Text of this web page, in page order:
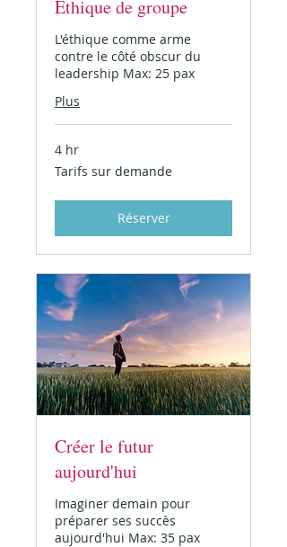
Ethique de groupe
L'éthique comme arme
contre le côté obscur du
leadership Max: 25 pax
Plus
4 hr
Tarifs
sur
Tarifs sur demande
Réserver
Créer le futur
aujourd'hui
Imaginer demain pour
préparer ses succès
aujourd'hui Max: 35 pax